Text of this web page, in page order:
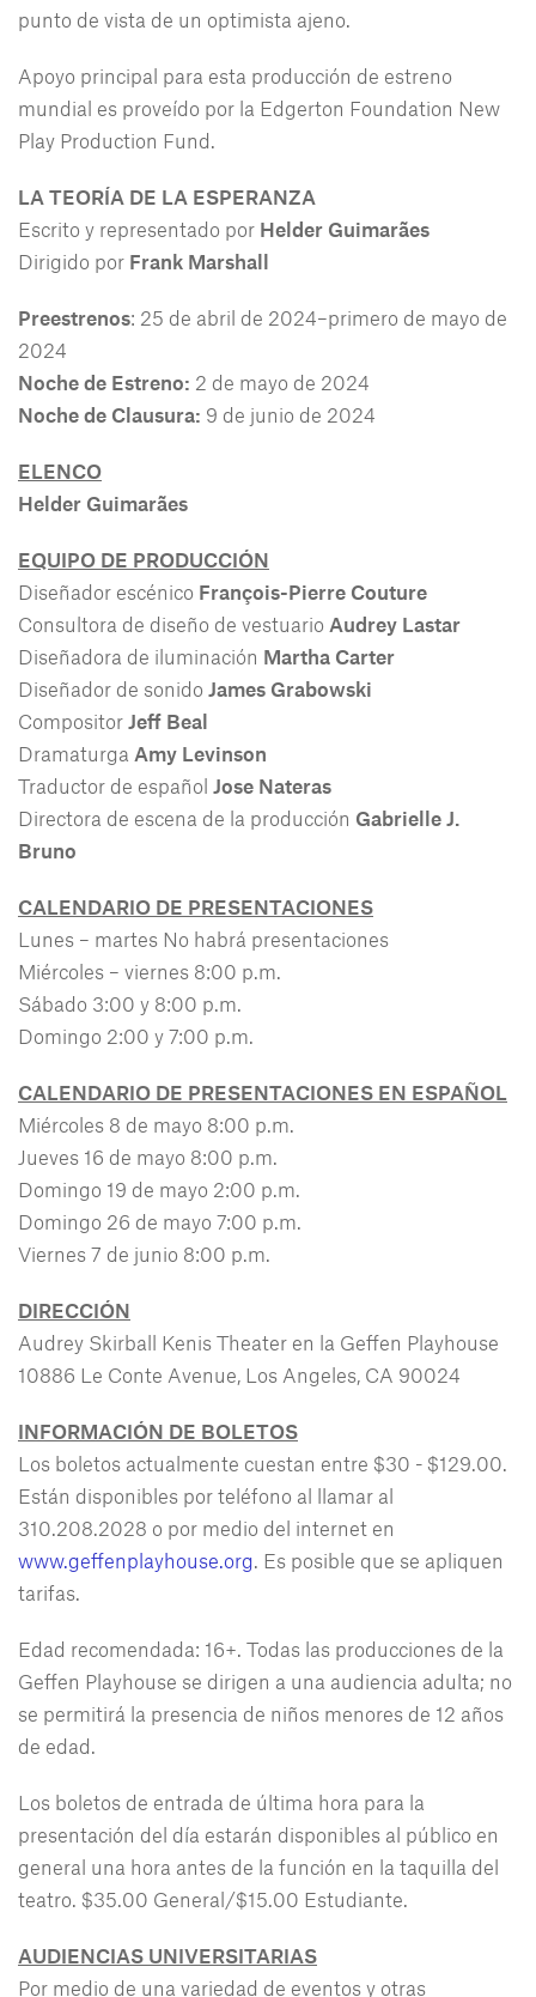
punto de vista de un optimista ajeno.
Apoyo principal para esta producción de estreno
mundial es proveído por la Edgerton Foundation New
Play Production Fund.
LA TEORÍA DE LA ESPERANZA
Escrito y representado por Helder Guimarães
Dirigido por Frank Marshall
Preestrenos: 25 de abril de 2024–primero de mayo de
2024
Noche de Estreno: 2 de mayo de 2024
Noche de Clausura: 9 de junio de 2024
ELENCO
Helder Guimarães
EQUIPO DE PRODUCCIÓN
Diseñador escénico François-Pierre Couture
Consultora de diseño de vestuario Audrey Lastar
Diseñadora de iluminación Martha Carter
Diseñador de sonido James Grabowski
Compositor Jeff Beal
Dramaturga Amy Levinson
Traductor de español Jose Nateras
Directora de escena de la producción Gabrielle J.
Bruno
CALENDARIO DE PRESENTACIONES
Lunes – martes No habrá presentaciones
Miércoles – viernes 8:00 p.m.
Sábado 3:00 y 8:00 p.m.
Domingo 2:00 y 7:00 p.m.
CALENDARIO DE PRESENTACIONES EN ESPAÑOL
Miércoles 8 de mayo 8:00 p.m.
Jueves 16 de mayo 8:00 p.m.
Domingo 19 de mayo 2:00 p.m.
Domingo 26 de mayo 7:00 p.m.
Viernes 7 de junio 8:00 p.m.
DIRECCIÓN
Audrey Skirball Kenis Theater en la Geffen Playhouse
10886 Le Conte Avenue, Los Angeles, CA 90024
INFORMACIÓN DE BOLETOS
Los boletos actualmente cuestan entre $30 - $129.00.
Están disponibles por teléfono al llamar al
310.208.2028 o por medio del internet en
www.geffenplayhouse.org. Es posible que se apliquen
tarifas.
Edad recomendada: 16+. Todas las producciones de la
Geffen Playhouse se dirigen a una audiencia adulta; no
se permitirá la presencia de niños menores de 12 años
de edad.
Los boletos de entrada de última hora para la
presentación del día estarán disponibles al público en
general una hora antes de la función en la taquilla del
teatro. $35.00 General/$15.00 Estudiante.
AUDIENCIAS UNIVERSITARIAS
Por medio de una variedad de eventos y otras